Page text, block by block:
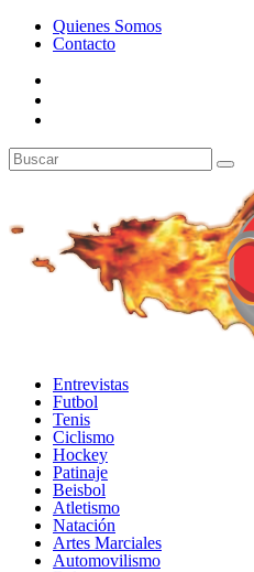
Quienes Somos
Contacto
Entrevistas
Futbol
Tenis
Ciclismo
Hockey
Patinaje
Beisbol
Atletismo
Natación
Artes Marciales
Automovilismo